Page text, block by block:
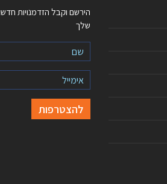
הירשם וקבל הזדמנויות
שלך